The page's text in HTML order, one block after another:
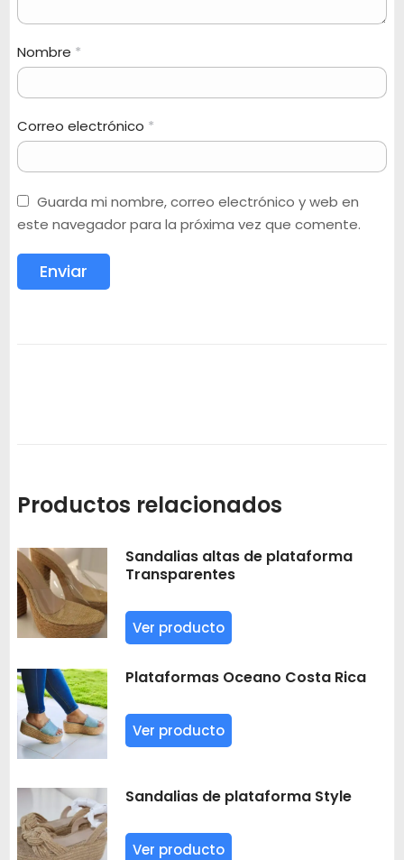
Nombre *
Correo electrónico *
Guarda mi nombre, correo electrónico y web en
este navegador para la próxima vez que comente.
Productos relacionados
Sandalias altas de plataforma
Transparentes
Ver producto
Plataformas Oceano Costa Rica
Ver producto
Sandalias de plataforma Style
Ver producto